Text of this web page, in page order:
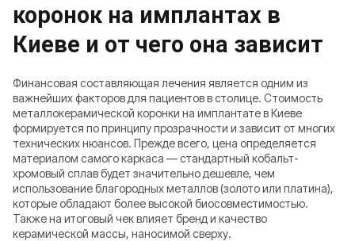
коронок на имплантах в
Киеве и от чего она зависит
Финансовая составляющая лечения является одним из
важнейших факторов для пациентов в столице. Стоимость
металлокерамической коронки на имплантате в Киеве
формируется по принципу прозрачности и зависит от многих
технических нюансов. Прежде всего, цена определяется
материалом самого каркаса — стандартный кобальт-
хромовый сплав будет значительно дешевле, чем
использование благородных металлов (золото или платина),
которые обладают более высокой биосовместимостью.
Также на итоговый чек влияет бренд и качество
керамической массы, наносимой сверху.